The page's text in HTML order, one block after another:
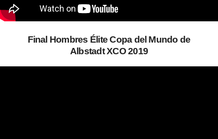
Final Hombres Élite Copa del Mundo de
Albstadt XCO 2019